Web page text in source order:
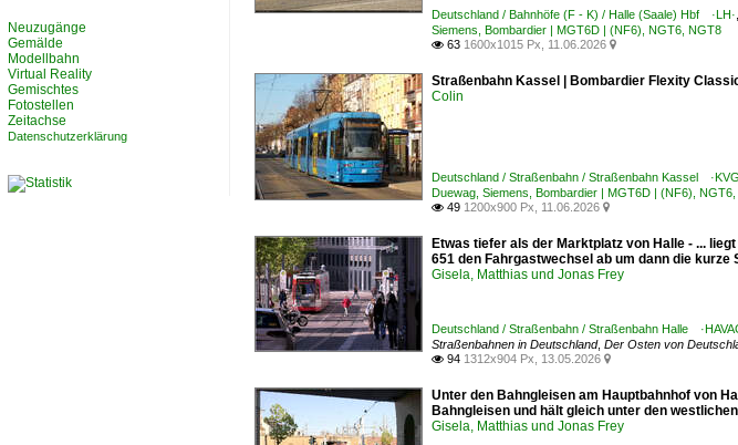
Deutschland / Bahnhöfe (F - K) / Halle (Saale) Hbf ·LH·
Siemens, Bombardier | MGT6D | (NF6), NGT6, NGT8
 63 1600x1015 Px, 11.06.2026 
Straßenbahn Kassel | Bombardier Flexity
Colin
Deutschland / Straßenbahn / Straßenbahn Kassel
Duewag, Siemens, Bombardier | MGT6D | (NF6),
 49 1200x900 Px, 11.06.2026 
Etwas tiefer als der Marktplatz von Halle - ...
651 den Fahrgastwechsel ab um dann die kurze
Gisela, Matthias und Jonas Frey
Deutschland / Straßenbahn / Straßenbahn Halle
Straßenbahnen in Deutschland, Der Osten von
 94 1312x904 Px, 13.05.2026 
Unter den Bahngleisen am Hauptbahnhof von
Bahngleisen und hält gleich unter den
Gisela, Matthias und Jonas Frey
Neuzugänge
Gemälde
Modellbahn
Virtual Reality
Gemischtes
Fotostellen
Zeitachse
Datenschutzerklärung